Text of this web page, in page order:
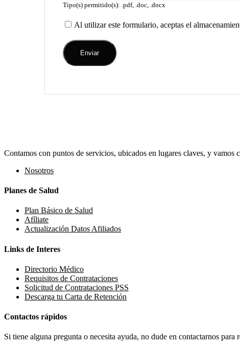
Tipo(s) permitido(s): .pdf, .doc, .docx
Al utilizar este formulario, aceptas el
Contamos con puntos de servicios, ubicados en lugares claves, y vamos
Nosotros
Planes de Salud
Plan Básico de Salud
Afíliate
Actualización Datos Afiliados
Links de Interes
Directorio Médico
Requisitos de Contrataciones
Solicitud de Contrataciones PSS
Descarga tu Carta de Retención
Contactos rápidos
Si tiene alguna pregunta o necesita ayuda, no dude en contactarnos para